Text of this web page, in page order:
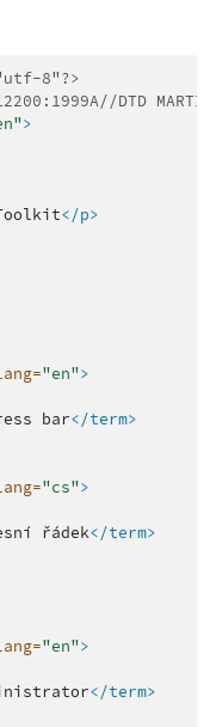
8"?>
DTD
>
</p>
"en">
bar</term>
"cs">
řádek</term>
"en">
</term>